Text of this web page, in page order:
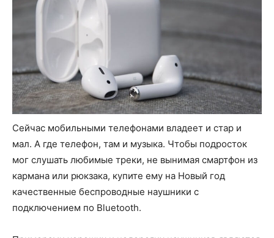
Сейчас мобильными телефонами владеет и стар и
мал. А где телефон, там и музыка. Чтобы подросток
мог слушать любимые треки, не вынимая смартфон из
кармана или рюкзака, купите ему на Новый год
качественные беспроводные наушники с
подключением по Bluetooth.